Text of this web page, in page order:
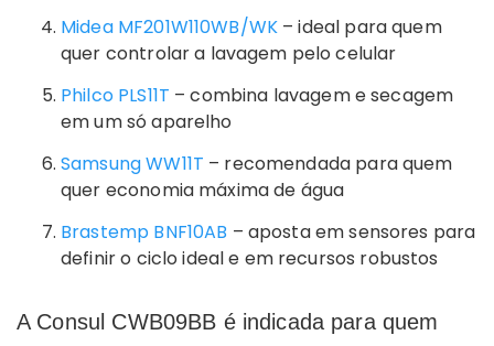
Midea MF201W110WB/WK – ideal para quem
quer controlar a lavagem pelo celular
Philco PLS11T – combina lavagem e secagem
em um só aparelho
Samsung WW11T – recomendada para quem
quer economia máxima de água
Brastemp BNF10AB – aposta em sensores para
definir o ciclo ideal e em recursos robustos
A Consul CWB09BB é indicada para quem